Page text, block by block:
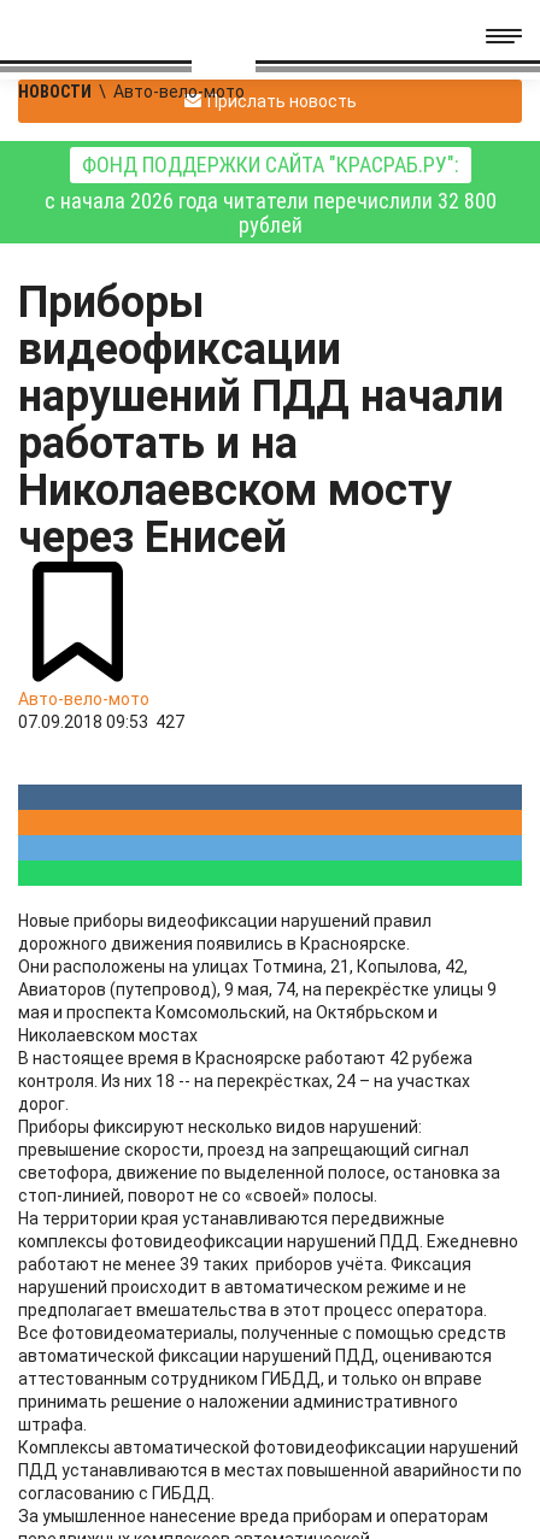
НОВОСТИ \ Авто-вело-мотоПрислать новость
ФОНД ПОДДЕРЖКИ САЙТА "КРАСРАБ.РУ":
с начала 2026 года читатели перечислили 32 800
рублей
Приборы
видеофиксации
нарушений ПДД начали
работать и на
Николаевском мосту
через Енисей
Авто-вело-мото
07.09.2018 09:53 427
Новые приборы видеофиксации нарушений правил
дорожного движения появились в Красноярске.
Они расположены на улицах Тотмина, 21, Копылова, 42,
Авиаторов (путепровод), 9 мая, 74, на перекрёстке улицы 9
мая и проспекта Комсомольский, на Октябрьском и
Николаевском мостах
В настоящее время в Красноярске работают 42 рубежа
контроля. Из них 18 -- на перекрёстках, 24 – на участках
дорог.
Приборы фиксируют несколько видов нарушений:
превышение скорости, проезд на запрещающий сигнал
светофора, движение по выделенной полосе, остановка за
стоп-линией, поворот не со «своей» полосы.
На территории края устанавливаются передвижные
комплексы фотовидеофиксации нарушений ПДД. Ежедневно
работают не менее 39 таких приборов учёта. Фиксация
нарушений происходит в автоматическом режиме и не
предполагает вмешательства в этот процесс оператора.
Все фотовидеоматериалы, полученные с помощью средств
автоматической фиксации нарушений ПДД, оцениваются
аттестованным сотрудником ГИБДД, и только он вправе
принимать решение о наложении административного
штрафа.
Комплексы автоматической фотовидеофиксации нарушений
ПДД устанавливаются в местах повышенной аварийности по
согласованию с ГИБДД.
За умышленное нанесение вреда приборам и операторам